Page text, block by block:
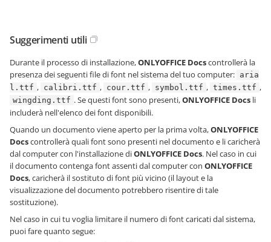
Suggerimenti utili
Durante il processo di installazione,ONLYOFFICE Docscontrollerà la
presenza dei seguenti file di font nel sistema del tuo computer: aria
l.ttf , calibri.ttf , cour.ttf , symbol.ttf , times.ttf ,
wingding.ttf . Se questi font sono presenti,ONLYOFFICE Docs li
includerà nell'elenco dei font disponibili.
Quando un documento viene aperto per la prima volta,ONLYOFFICE
Docscontrollerà quali font sono presenti nel documento e li caricherà
dal computer con l'installazione diONLYOFFICE Docs. Nel caso in cui
il documento contenga font assenti dal computer con ONLYOFFICE
Docs, caricherà il sostituto di font più vicino (il layout e la
visualizzazione del documento potrebbero risentire di tale
sostituzione).
Nel caso in cui tu voglia limitare il numero di font caricati dal sistema,
puoi fare quanto segue: